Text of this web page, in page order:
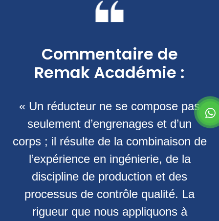
Commentaire de
Remak Académie :
« Un réducteur ne se compose pas
seulement d’engrenages et d’un
corps ; il résulte de la combinaison de
l’expérience en ingénierie, de la
discipline de production et des
processus de contrôle qualité. La
rigueur que nous appliquons à